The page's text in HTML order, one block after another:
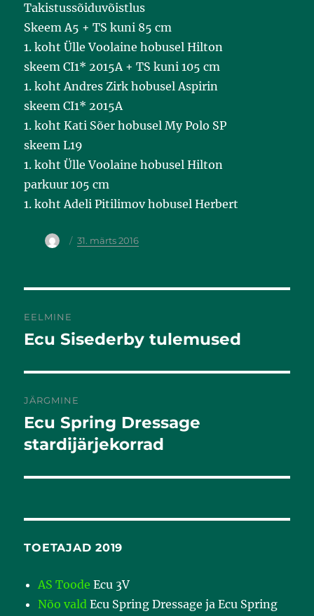
Takistussõiduvõistlus
Skeem A5 + TS kuni 85 cm
1. koht Ülle Voolaine hobusel Hilton
skeem CI1* 2015A + TS kuni 105 cm
1. koht Andres Zirk hobusel Aspirin
skeem CI1* 2015A
1. koht Kati Sõer hobusel My Polo SP
skeem L19
1. koht Ülle Voolaine hobusel Hilton
parkuur 105 cm
1. koht Adeli Pitilimov hobusel Herbert
31. märts 2016
EELMINE
Eelmine
Ecu Sisederby tulemused
JÄRGMINE
Järgmine
postitus:
Ecu Spring Dressage
stardijärjekorrad
TOETAJAD 2019
AS Toode Ecu 3V
Nõo vald Ecu Spring Dressage ja Ecu Spring